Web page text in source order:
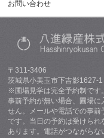
お問い合わせ
〒311-3406
茨城県小美玉市下吉影1627-1
※圃場見学は完全予約制です。
事前予約が無い場合、圃場に
せん。メールや電話での事前
です。当日の予約は受けられ
あります。電話がつながらな